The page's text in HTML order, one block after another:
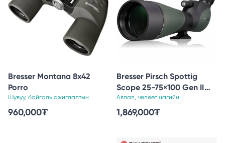
Bresser Montana 8x42
Porro
Шувуу, байгаль ажиглалтын
960,000₮
Bresser Pirsch Spottig
Scope 25-75×100 Gen II
with Deluxe 10:1 Focus
Аялал, чөлөөт цагийн
1,869,000₮